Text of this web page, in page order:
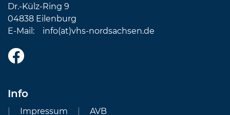
Dr.-Külz-Ring 9
04838 Eilenburg
E-Mail: info(at)vhs-nordsachsen.de
Info
Impressum AVB